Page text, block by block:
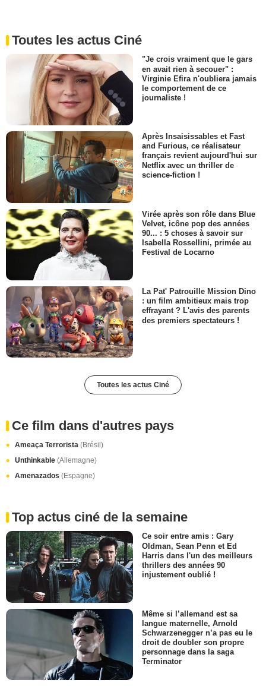
Toutes les actus Ciné
"Je crois vraiment que le gars
en avait rien à secouer" :
Virginie Efira n'oubliera jamais
le comportement de ce
journaliste !
Après Insaisissables et Fast
and Furious, ce réalisateur
français revient aujourd'hui sur
Netflix avec un thriller de
science-fiction !
Virée après son rôle dans Blue
Velvet, icône pop des années
90... : 5 choses à savoir sur
Isabella Rossellini, primée au
Festival de Locarno
La Pat' Patrouille Mission Dino
: un film ambitieux mais trop
effrayant ? L'avis des parents
des premiers spectateurs !
Toutes les actus Ciné
Ce film dans d'autres pays
Ameaça Terrorista (Brésil)
Unthinkable (Allemagne)
Amenazados (Espagne)
Top actus ciné de la semaine
Ce soir entre amis : Gary
Oldman, Sean Penn et Ed
Harris dans l'un des meilleurs
thrillers des années 90
injustement oublié !
Même si l’allemand est sa
langue maternelle, Arnold
Schwarzenegger n’a pas eu le
droit de doubler son propre
personnage dans la saga
Terminator